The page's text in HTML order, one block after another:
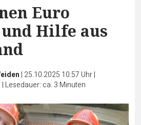
Euro
Hilfe aus
| 25.10.2025 10:57 Uhr|
| Lesedauer: ca. 3 Minuten